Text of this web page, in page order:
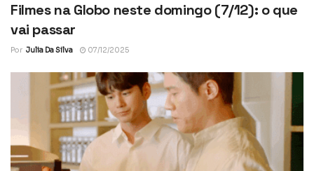
Filmes na Globo neste domingo (7/12): o que
vai passar
Por Julia Da Silva 07/12/2025